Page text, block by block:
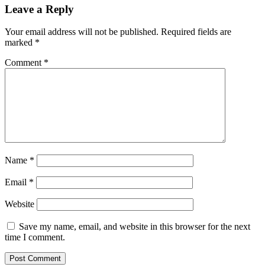
Leave a Reply
Your email address will not be published. Required fields are
marked *
Comment *
Name *
Email *
Website
Save my name, email, and website in this browser for the next
time I comment.